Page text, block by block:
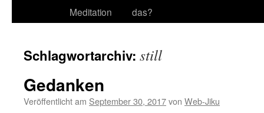
Meditation
das?
Schlagwortarchiv: still
Gedanken
Veröffentlicht am September 30, 2017von Web-Jiku